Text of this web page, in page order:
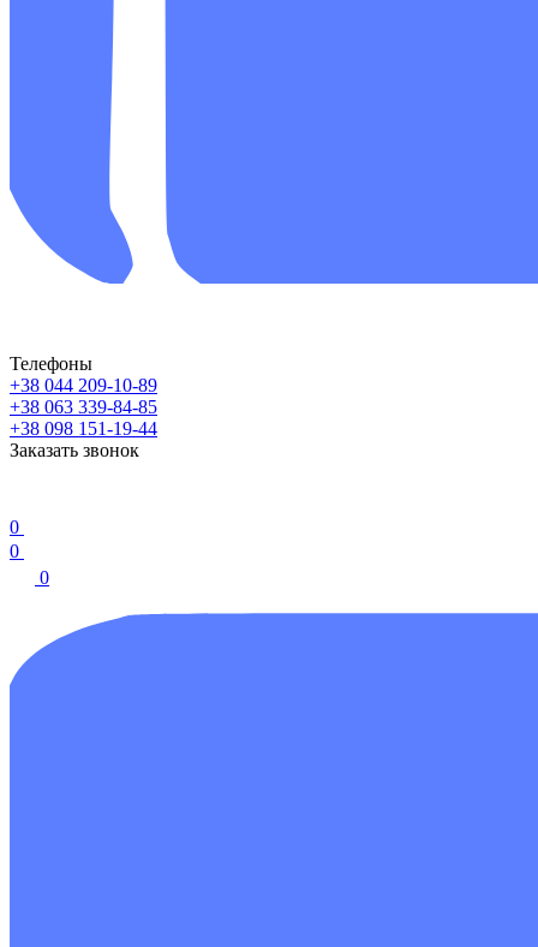
Телефоны
+38 044 209-10-89
+38 063 339-84-85
+38 098 151-19-44
Заказать звонок
0
0
0